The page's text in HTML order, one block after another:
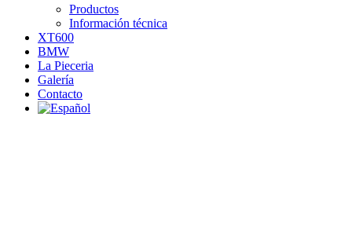
Productos
Información técnica
XT600
BMW
La Pieceria
Galería
Contacto